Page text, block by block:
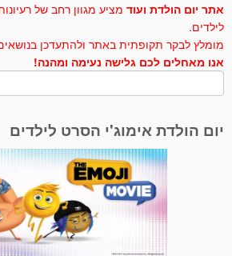
אתר יום הולדת ועוד מציע מגוון רחב של
לילדים.
מומלץ לבקר תקופתית באתר ולהתעדכן
אנו מאחלים לכם גלישה נעימה ומהנה!
יום הולדת אימוג'י הסרט לילדים